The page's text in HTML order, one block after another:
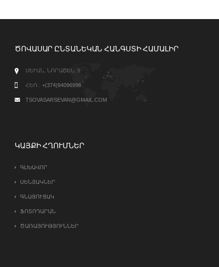
ԾՈՎԱՍԱՐ ԸՆՏԱՆԵԿԱՆ ՀԱՆԳՍՏԻ ՀԱՄԱԼԻՐ
ՍԵՒԱՆ, ՆՈՐԱՇԵՆ, 9
ՀԵՌ.: +(374)94096998
TSOVASARSEVAN@GMAIL.COM
ԿԱՅՔԻ ՀՂՈՒՄՆԵՐ
ԳԼԽԱՎՈՐ
ՍԵՆՅԱԿՆԵՐ
ԳՆԱՑՈՒՑԱԿ
ՖՈՏՈԴԱՐԱՆ
ԾԱՌԱՅՈՒԹՅՈՒՆՆԵՐ